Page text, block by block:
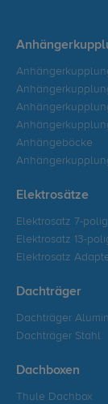
Anhängeböcke
Elektrosätze
Elektrosatz 7-polig
Elektrosatz 13-
Elektrosatz
Dachträger
Dachträger
Dachträger Stahl
Dachboxen
Thule Dachbox